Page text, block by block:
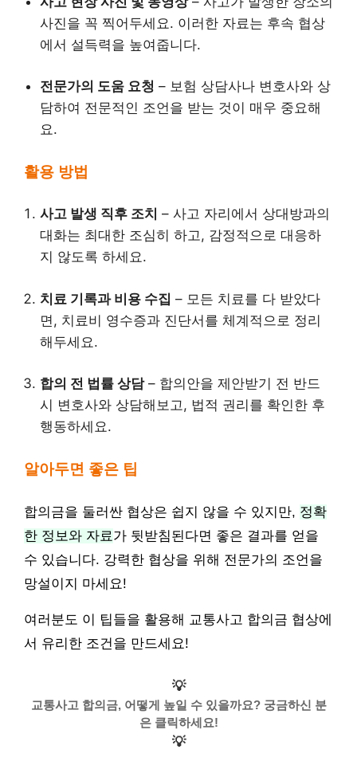
사진을 꼭 찍어두세요. 이러한 자료는 후속 협상
에서 설득력을 높여줍니다.
전문가의 도움 요청 – 보험 상담사나 변호사와 상
담하여 전문적인 조언을 받는 것이 매우 중요해
요.
활용 방법
사고 발생 직후 조치 – 사고 자리에서 상대방과의
대화는 최대한 조심히 하고, 감정적으로 대응하
지 않도록 하세요.
치료 기록과 비용 수집 – 모든 치료를 다 받았다
면, 치료비 영수증과 진단서를 체계적으로 정리
해두세요.
합의 전 법률 상담– 합의안을 제안받기 전 반드
시 변호사와 상담해보고, 법적 권리를 확인한 후
행동하세요.
알아두면 좋은 팁
합의금을 둘러싼 협상은 쉽지 않을 수 있지만, 정확
한 정보와 자료가 뒷받침된다면 좋은 결과를 얻을
수 있습니다. 강력한 협상을 위해 전문가의 조언을
망설이지 마세요!
여러분도 이 팁들을 활용해 교통사고 합의금 협상에
서 유리한 조건을 만드세요!
💡
교통사고 합의금, 어떻게 높일 수 있을까요? 궁금하신 분
은 클릭하세요!
💡